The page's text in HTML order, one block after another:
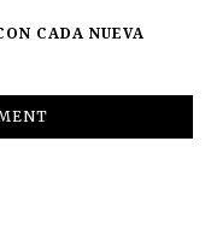
CADA NUEVA